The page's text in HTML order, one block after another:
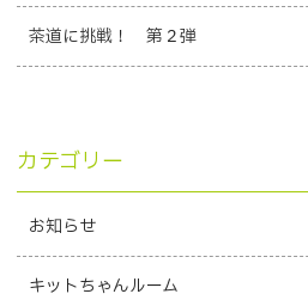
茶道に挑戦！ 第２弾
カテゴリー
お知らせ
キットちゃんルーム